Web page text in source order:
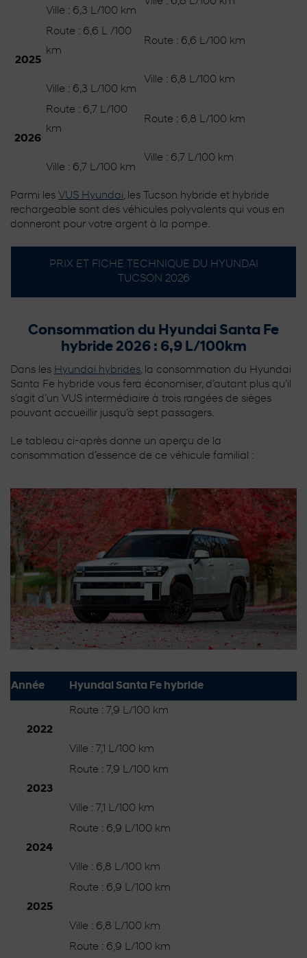
Ville : 6,3 L/100 km
2025
Route : 6,6 L /100
km
Ville : 6,3 L/100 km
Route : 6,6 L/100 km
Ville : 6,8 L/100 km
2026
Route : 6,7 L/100
km
Ville : 6,7 L/100 km
Route : 6,8 L/100 km
Ville : 6,7 L/100 km
Parmi les VUS Hyundai, les Tucson hybride et hybride
rechargeable sont des véhicules polyvalents qui vous en
donneront pour votre argent à la pompe.
PRIX ET FICHE TECHNIQUE DU HYUNDAI
TUCSON 2026
Consommation du Hyundai Santa Fe
hybride 2026 : 6,9 L/100km
Dans les Hyundai hybrides, la consommation du Hyundai
Santa Fe hybride vous fera économiser, d’autant plus qu’il
s’agit d’un VUS intermédiaire à trois rangées de sièges
pouvant accueillir jusqu’à sept passagers.
Le tableau ci-après donne un aperçu de la
consommation d’essence de ce véhicule familial :
Année Hyundai Santa Fe hybride
2022
Route : 7,9 L/100 km
Ville : 7,1 L/100 km
2023
Route : 7,9 L/100 km
Ville : 7,1 L/100 km
2024
Route : 6,9 L/100 km
Ville : 6,8 L/100 km
2025
Route : 6,9 L/100 km
Ville : 6,8 L/100 km
Route : 6,9 L/100 km